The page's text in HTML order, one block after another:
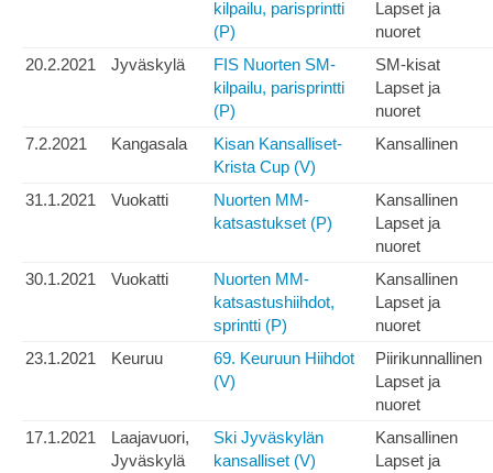
kilpailu, parisprintti
(P)
Lapset ja
nuoret
20.2.2021
Jyväskylä
FIS Nuorten SM-
kilpailu, parisprintti
(P)
SM-kisat
Lapset ja
nuoret
7.2.2021
Kangasala
Kisan Kansalliset-
Krista Cup (V)
Kansallinen
31.1.2021 Vuokatti
Nuorten MM-
katsastukset (P)
Kansallinen
Lapset ja
nuoret
30.1.2021
Vuokatti
Nuorten MM-
katsastushiihdot,
sprintti (P)
Kansallinen
Lapset ja
nuoret
23.1.2021
Keuruu
69. Keuruun Hiihdot
(V)
Piirikunnallinen
Lapset ja
nuoret
17.1.2021
Laajavuori,
Jyväskylä
Ski Jyväskylän
kansalliset (V)
Kansallinen
Lapset ja